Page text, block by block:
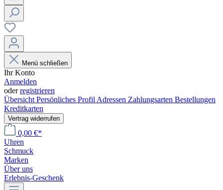
Menü schließen
Ihr Konto
Anmelden
oderregistrieren
Übersicht Persönliches Profil Adressen Zahlungsarten Bestellungen
Kreditkarten
Vertrag widerrufen
0,00 €*
Uhren
Schmuck
Marken
Über uns
Erlebnis-Geschenk